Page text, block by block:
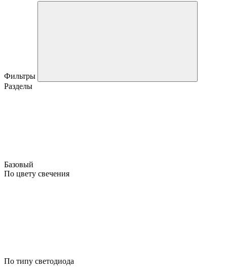
Фильтры
Разделы
Базовый
По цвету свечения
По типу светодиода